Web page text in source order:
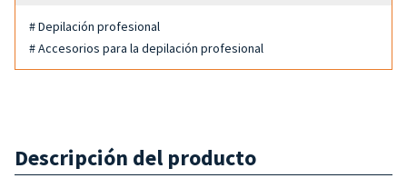
# Depilación profesional
# Accesorios para la depilación profesional
Descripción del producto